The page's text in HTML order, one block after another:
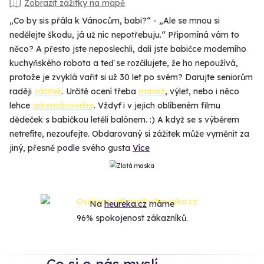
Zobrazit zážitky na mapě
„Co by sis přála k Vánocům, babi?“ - „Ale se mnou si
nedělejte škodu, já už nic nepotřebuju.“ Připomíná vám to
něco? A přesto jste neposlechli, dali jste babičce moderního
kuchyňského robota a teď se rozčilujete, že ho nepoužívá,
protože je zvyklá vařit si už 30 let po svém? Darujte seniorům
raději zážitek. Určitě ocení třeba masáž, výlet, nebo i něco
lehce adrenalinového. Vždyť i v jejich oblíbeném filmu
dědeček s babičkou letěli balónem. :) A když se s výběrem
netrefíte, nezoufejte. Obdarovaný si zážitek může vyměnit za
jiný, přesně podle svého gusta Více
Naheureka.czmáme
96% spokojenost zákazníků.